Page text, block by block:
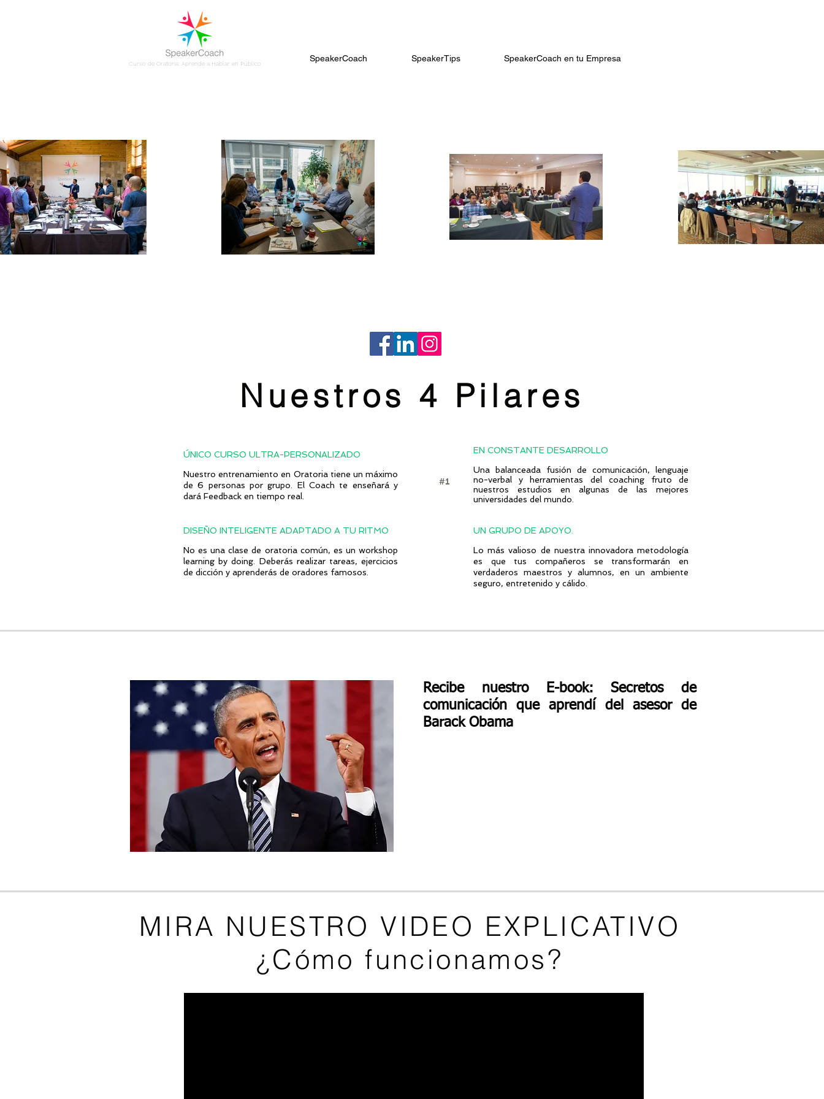
Curso de Oratoria: Aprende a Hablar en Público
SpeakerCoach SpeakerTips SpeakerCoach en tu Empresa
Nuestros 4 Pilares
ÚNICO CURSO ULTRA-PERSONALIZADO
Nuestro entrenamiento en Oratoria tiene un máximo
de 6 personas por grupo. El Coach te enseñará y
dará Feedback en tiempo real.
#1
EN CONSTANTE DESARROLLO
Una balanceada fusión de comunicación, lenguaje
no-verbal y herramientas del coaching fruto de
nuestros estudios en algunas de las mejores
universidades del mundo.
DISEÑO INTELIGENTE ADAPTADO A TU RITMO
No es una clase de oratoria común, es un workshop
learning by doing. Deberás realizar tareas, ejercicios
de dicción y aprenderás de oradores famosos.
UN GRUPO DE APOYO.
Lo más valioso de nuestra innovadora metodología
es que tus compañeros se transformarán en
verdaderos maestros y alumnos, en un ambiente
seguro, entretenido y cálido.
Recibe nuestro E-book: Secretos de
comunicación que aprendí del asesor de
Barack Obama
MIRA NUESTRO VIDEO EXPLICATIVO
¿Cómo funcionamos?